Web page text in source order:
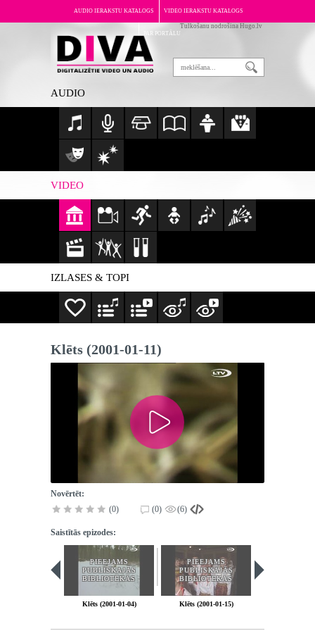
AUDIO IERAKSTU KATALOGS VIDEO IERAKSTU KATALOGS
PAR PORTĀLU
Tulkošanu nodrošina Hugo.lv
AUDIO
VIDEO
IZLASES & TOPI
Klēts (2001-01-11)
Novērtēt:
(0)
(0) (6)
Saistītās epizodes:
PIEEJAMS
PUBLISKAJĀS
BIBLIOTĒKĀS
Klēts (2001-01-04)
PIEEJAMS
PUBLISKAJĀS
BIBLIOTĒKĀS
Klēts (2001-01-15)